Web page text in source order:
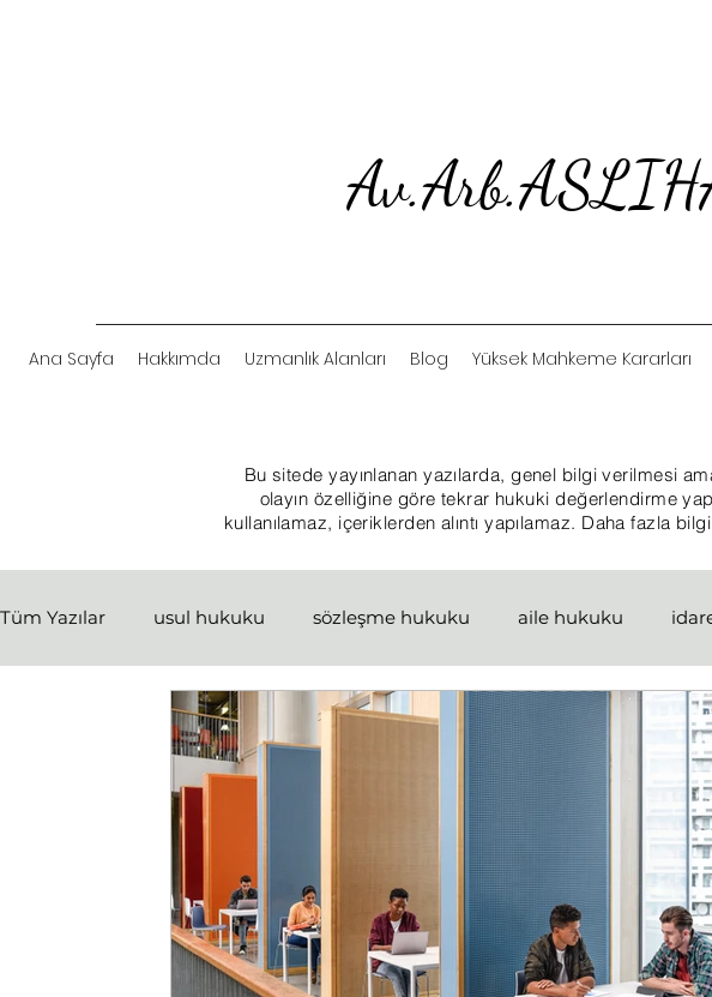
Ana Sayfa Hakkımda Uzmanlık Alanları Blog Yüksek Mahkeme Kararları
Bu sitede yayınlanan yazılarda, genel bilgi verilmesi
olayın özelliğine göre tekrar hukuki değerlendirme
kullanılamaz, içeriklerden alıntı yapılamaz. Daha fazla
Tüm Yazılar usul hukuku sözleşme hukuku aile hukuku
fikri ve sinai haklar medeni hukuk ceza hukuku miras
anayasa hukuku tüketici hukuku sigorta hukuku
idari yargılama usulü